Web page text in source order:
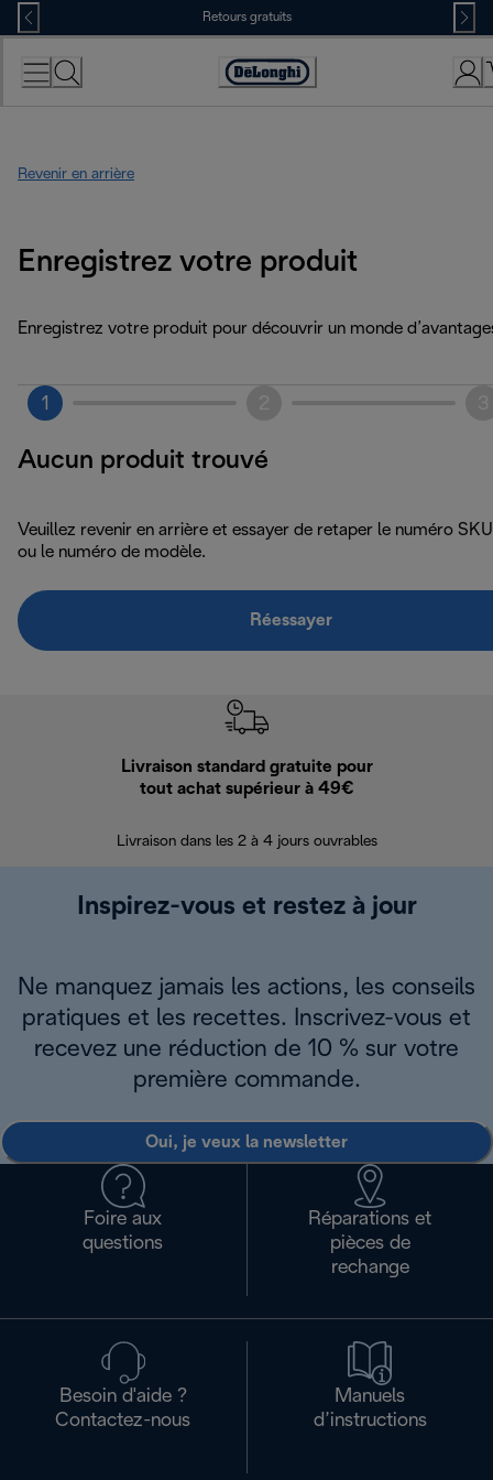
Skip
to
Content
Retours gratuits
Déclaration
Revenir en arrière
Enregistrez votre produit
Enregistrez votre produit pour découvrir un monde
1
Aucun produit trouvé
Veuillez revenir en arrière et essayer de retaper le numéro SKU
ou le numéro de modèle.
Réessayer
Livraison standard gratuite pour
tout achat supérieur à 49€
Livraison dans les 2 à 4 jours ouvrables
Inspirez-vous et restez à jour
Ne manquez jamais les actions, les conseils
pratiques et les recettes. Inscrivez-vous et
recevez une réduction de 10 % sur votre
première commande.
Oui, je veux la newsletter
Foire aux
questions
Réparations et
pièces de
rechange
Besoin d'aide ?
Contactez-nous
Manuels
d’instructions